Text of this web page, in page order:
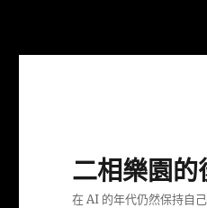
二相樂園的
在 AI 的年代仍然保持自